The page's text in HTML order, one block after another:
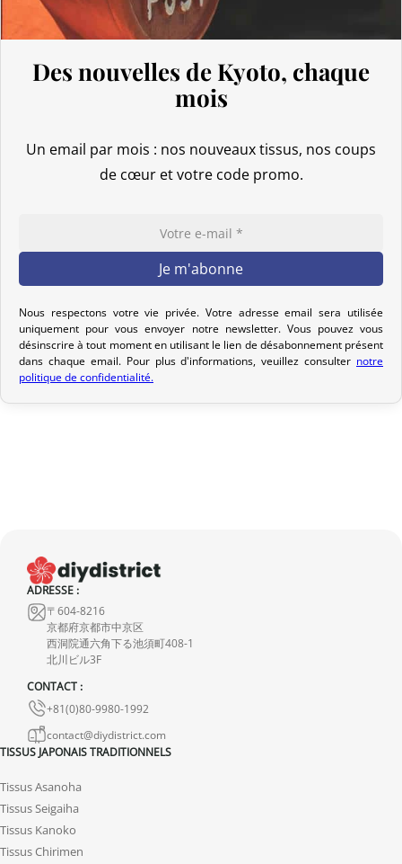
Ainsi, même pour des commandessupérieures à 135 GBP
produits japonais ne sont pas soumis aux droits de douane. En
revanche, la TVA (généralement de 20 %) et frais de transporteur
reste due lors de l’importation.
Nous expédions vos colis dans le monde entier à partir du Japon.
Si vous ne trouvez pas votre pays dans la liste proposée lors de la
pour que nous puissions étudier ensemble la meilleure option.
Votre commande est préparée dans les 2 jours ouvrables suivant
la réception de votre paiement et remise au transporteur que
vous avez sélectionné lors de votre achat. Vous recevrez un e-mail
de confirmation d’envoi pour suivre votre colis. Nous offrons
plusieurs options de livraison pour répondre à vos besoins.
Politique de retour
le montant de votre commande, hors frais d’expédition initiaux.
Aucun remboursement ne sera effectué pour des produits
endommagés.
En cas de défaut de notre part, contactez-nous dans les 72 heures
avec photos ou vidéo, afin que nous trouvions ensemble une
solution rapide et adaptée.
Des nouvelles de Kyoto, chaque
mois
Un email par mois : nos nouveaux tissus, nos coups
de cœur et votre code promo.
Nous respectons votre vie privée. Votre adresse email sera utilisée
uniquement pour vous envoyer notre newsletter. Vous pouvez vous
désinscrire à tout moment en utilisant le lien de désabonnement présent
dans chaque email. Pour plus d'informations, veuillez consulter notre
politique de confidentialité.
ADRESSE :
〒604-8216
京都府京都市中京区
西洞院通六角下る池須町408-1
北川ビル3F
CONTACT :
+81(0)80-9980-1992
contact@diydistrict.com
TISSUS JAPONAIS TRADITIONNELS
Tissus Asanoha
Tissus Seigaiha
Tissus Kanoko
Tissus Chirimen